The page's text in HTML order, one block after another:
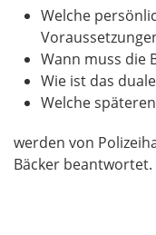
Welche
Wann muss die
Wie ist das
Welche
werden von
Bäcker beantwortet.